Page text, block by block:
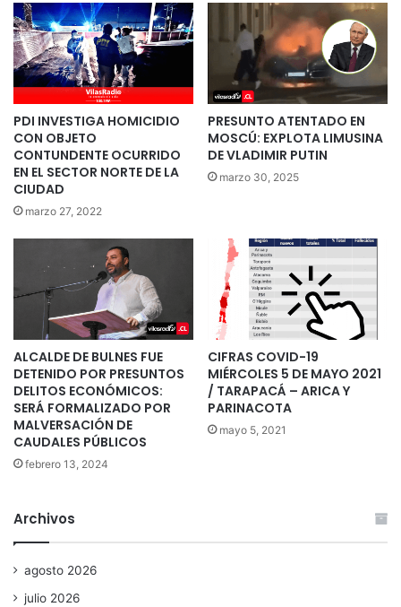
PDI INVESTIGA HOMICIDIO
CON OBJETO
CONTUNDENTE OCURRIDO
EN EL SECTOR NORTE DE LA
CIUDAD
marzo 27, 2022
PRESUNTO ATENTADO EN
MOSCÚ: EXPLOTA LIMUSINA
DE VLADIMIR PUTIN
marzo 30, 2025
ALCALDE DE BULNES FUE
DETENIDO POR PRESUNTOS
DELITOS ECONÓMICOS:
SERÁ FORMALIZADO POR
MALVERSACIÓN DE
CAUDALES PÚBLICOS
febrero 13, 2024
CIFRAS COVID-19
MIÉRCOLES 5 DE MAYO 2021
/ TARAPACÁ – ARICA Y
PARINACOTA
mayo 5, 2021
Archivos
agosto 2026
julio 2026